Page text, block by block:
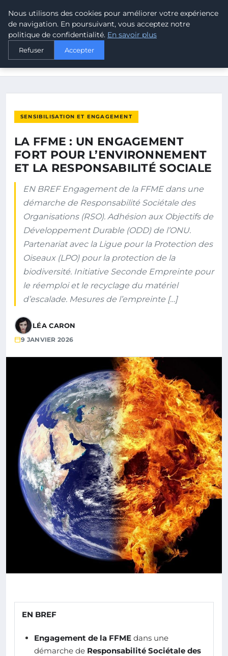
MALTA CLIMATE
ACCUEIL
LA FFME : UN ENGAGEMENT FORT POUR L’ENVIRONNEMENT ET
SENSIBILISATION ET ENGAGEMENT
LA FFME : UN ENGAGEMENT
FORT POUR L’ENVIRONNEMENT
ET LA RESPONSABILITÉ SOCIALE
EN BREF Engagement de la FFME dans une
démarche de Responsabilité Sociétale des
Organisations (RSO). Adhésion aux Objectifs de
Développement Durable (ODD) de l’ONU.
Partenariat avec la Ligue pour la Protection des
Oiseaux (LPO) pour la protection de la
biodiversité. Initiative Seconde Empreinte pour
le réemploi et le recyclage du matériel
d’escalade. Mesures de l’empreinte […]
LÉA CARON
9 JANVIER 2026
EN BREF
Engagement de la FFME dans une
démarche de Responsabilité Sociétale des
Nous utilisons des cookies pour améliorer votre expérience
de navigation. En poursuivant, vous acceptez notre
politique de confidentialité. En savoir plus
Refuser Accepter